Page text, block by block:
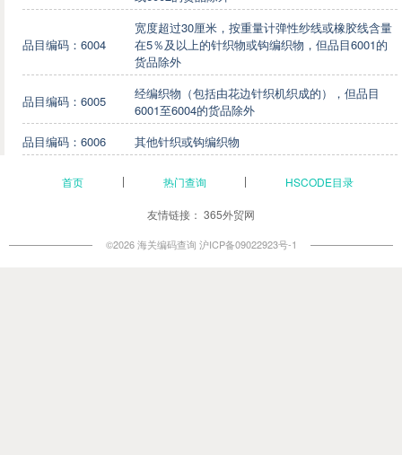
品目编码：6004
宽度超过30厘米，按重量计弹性纱线或橡胶线含量
在5％及以上的针织物或钩编织物，但品目6001的
货品除外
品目编码：6005
经编织物（包括由花边针织机织成的），但品目
6001至6004的货品除外
品目编码：6006
其他针织或钩编织物
首页 热门查询 HSCODE目录
友情链接： 365外贸网
©2026 海关编码查询 沪ICP备09022923号-1